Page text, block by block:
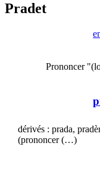
Pradet
Prononcer
dérivés : prada,
(prononcer (…)